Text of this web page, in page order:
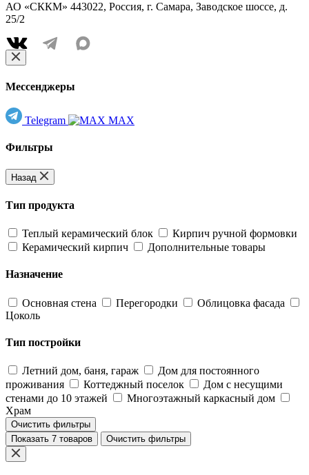
АО «СККМ» 443022, Россия, г. Самара, Заводское шоссе, д.
25/2
Мессенджеры
Telegram MAX
Фильтры
Назад
Тип продукта
Теплый керамический блок
Кирпич ручной формовки
Керамический кирпич
Дополнительные товары
Назначение
Основная стена Перегородки
Облицовка фасада
Цоколь
Тип постройки
Летний дом, баня, гараж
Дом для постоянного
проживания
Коттеджный поселок
Дом с несущими
стенами до 10 этажей
Многоэтажный каркасный дом
Храм
Очистить фильтры
Показать 7 товаров
Очистить фильтры